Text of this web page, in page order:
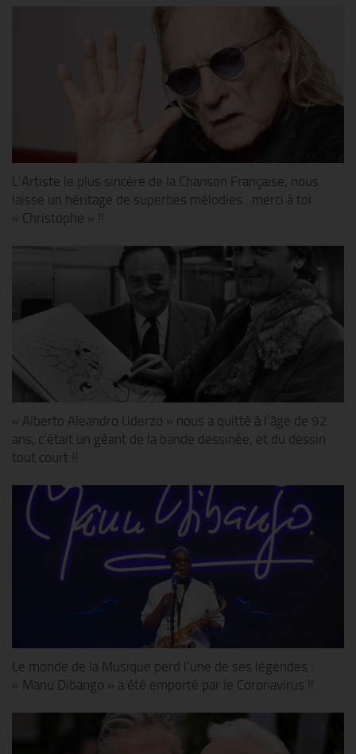
L’Artiste le plus sincère de la Chanson Française, nous
laisse un héritage de superbes mélodies…merci à toi
« Christophe » !!
« Alberto Aleandro Uderzo » nous a quitté à l’âge de 92
ans, c’était un géant de la bande dessinée, et du dessin
tout court !!
Le monde de la Musique perd l’une de ses légendes :
« Manu Dibango » a été emporté par le Coronavirus !!